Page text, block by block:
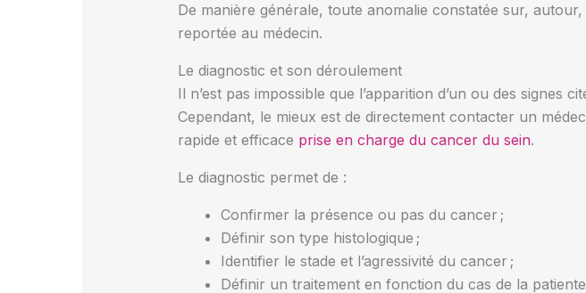
De manière générale, toute anomalie constatée sur,
reportée au médecin.
Le diagnostic et son déroulement
Il n’est pas impossible que l’apparition d’un ou des signes
Cependant, le mieux est de directement contacter un
rapide et efficace prise en charge du cancer du sein.
Le diagnostic permet de :
Confirmer la présence ou pas du cancer ;
Définir son type histologique ;
Identifier le stade et l’agressivité du cancer ;
Définir un traitement en fonction du cas de la